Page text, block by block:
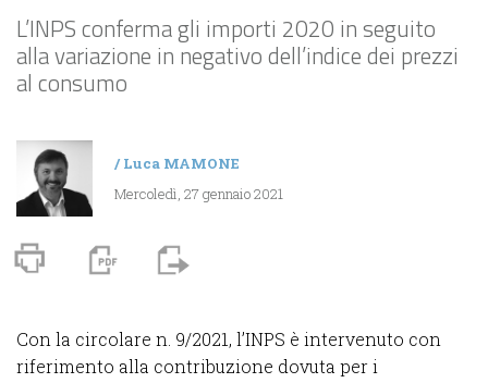
L’INPS conferma gli importi 2020 in seguito
alla variazione in negativo dell’indice dei prezzi
al consumo
/Luca MAMONE
Mercoledì, 27 gennaio 2021
Con la circolare n. 9/2021, l’INPS è intervenuto con
riferimento alla contribuzione dovuta per i